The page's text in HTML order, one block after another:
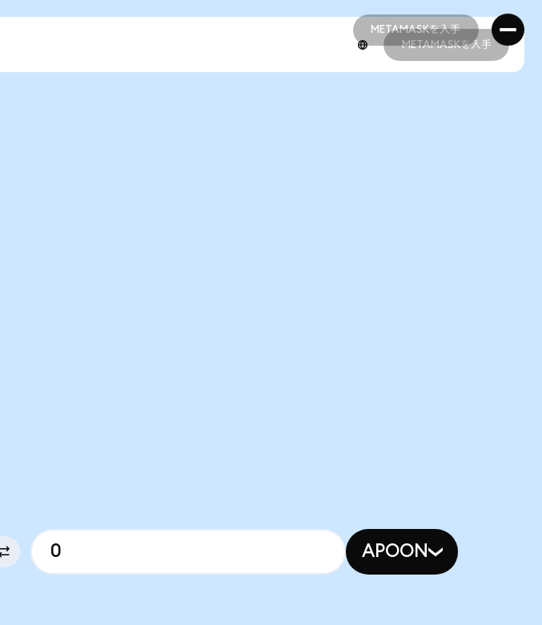
METAMASKを入手
METAMASKを入手
METAMASKを入手
APOON